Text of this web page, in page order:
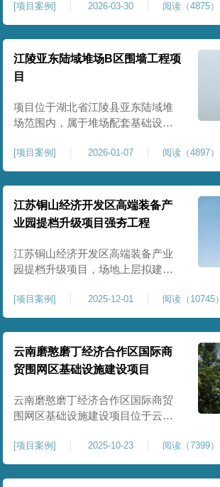
业厂房、生产车间及配套附属设施
建设的前置基础性地基处理工程。
项目场地为园区新建工业建设用
地，原始场地土层松散、土质均匀
性较差、土体固结度不足，天然地
基承载力偏低。汽车零部件生产厂
房对地基平整度、整体刚度、沉降
控
[项目案例] 2026-03-30 阅读（4875）
江陵亚东陆域堆场B区围墙工程项
目
项目位于湖北省江陵县亚东陆域堆
场范围内，属于堆场配套基础设施
墙及附属设施建设，是保障场区边
界围护结构稳定、提升场地整体建
设标准的前置关键工程，本项目强
夯处理总面积20000㎡，施工范围为
陆域堆场B区围墙沿线及配套场地。
原场地土层松散、回填不均、固结
程度差，地基承载力较低，且堆
[项目案例] 2026-01-07 阅读（4897）
江苏铜山经济开发区高端装备产
业园提档升级项目强夯工程
江苏铜山经济开发区高端装备产业
园提档升级项目，场地上层拟建厂
施。占地面积约130000㎡.项目采用
强夯工艺对地基进行加固处理，确
保处理后地基承载力特征值
≥100kPa、压实系数≥0.94、压缩模
量≥5MPa，工程实施后将有效提升
场地整体承载力与均匀性，消除不
均匀沉降隐患，为园区高端装备产
业项目
[项目案例] 2025-12-01 阅读（10745）
云南磨憨磨丁经济合作区国际商
贸围网区基础设施建设项目
云南磨憨磨丁经济合作区国际商贸
围网区基础设施建设项目位于云南
商贸、口岸监管、通关查验的重要
基础设施工程。项目建设内容主要
为场地地基处理，处理总面积约 5
[项目案例] 2025-10-23 阅读（7399）